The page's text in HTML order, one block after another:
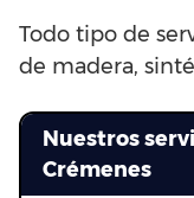
Todo tipo de
de madera,
Nuestros
Crémenes